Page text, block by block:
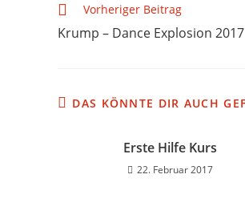
Vorheriger Beitrag
Krump – Dance Explosion 2017
DAS KÖNNTE DIR AUCH
Erste Hilfe Kurs
22. Februar 2017